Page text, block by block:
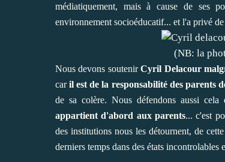
médiatiquement, mais à cause de ses
environnement socioéducatif... et l'a privé
(NB: la
Nous devons soutenir Cyril Delacour
caril est de la responsabilité des parents
de sa colère. Nous défendons aussi
appartient d'abord aux parents... c'est
des institutions nous les détournent, de
derniers temps dans des états incontrolables